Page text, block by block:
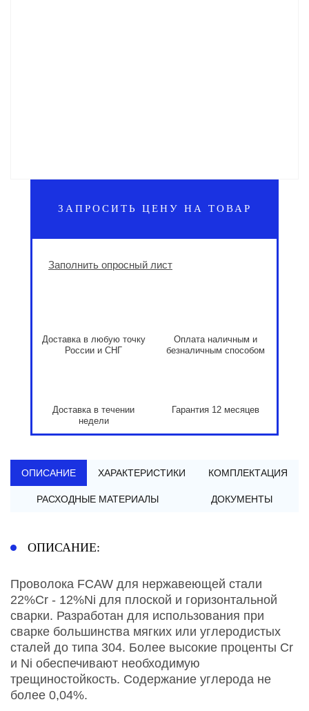
ЗАПРОСИТЬ ЦЕНУ НА ТОВАР
Заполнить опросный лист
Доставка в любую точку
России и СНГ
Оплата наличным и
безналичным способом
Доставка в течении
недели
Гарантия 12 месяцев
ОПИСАНИЕ ХАРАКТЕРИСТИКИ КОМПЛЕКТАЦИЯ
РАСХОДНЫЕ МАТЕРИАЛЫ ДОКУМЕНТЫ
ОПИСАНИЕ:
Проволока FCAW для нержавеющей стали
22%Cr - 12%Ni для плоской и горизонтальной
сварки. Разработан для использования при
сварке большинства мягких или углеродистых
сталей до типа 304. Более высокие проценты Cr
и Ni обеспечивают необходимую
трещиностойкость. Содержание углерода не
более 0,04%.